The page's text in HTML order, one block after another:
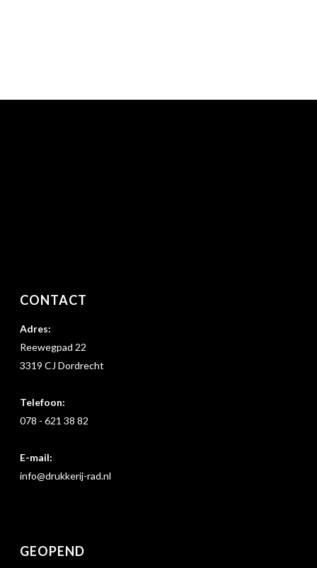
CONTACT
Adres:
Reewegpad 22
3319 CJ Dordrecht
Telefoon:
078 - 621 38 82
E-mail:
info@drukkerij-rad.nl
GEOPEND